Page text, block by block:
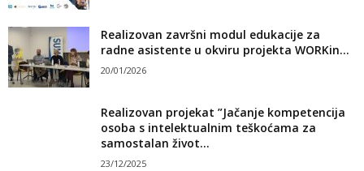
Realizovan završni modul edukacije za
radne asistente u okviru projekta WORKin...
20/01/2026
Realizovan projekat ”Jačanje kompetencija
osoba s intelektualnim teškoćama za
samostalan život...
23/12/2025